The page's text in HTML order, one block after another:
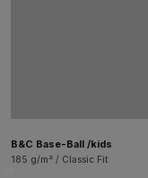
B&C Base-Ball /kids
185 g/m² / Classic Fit